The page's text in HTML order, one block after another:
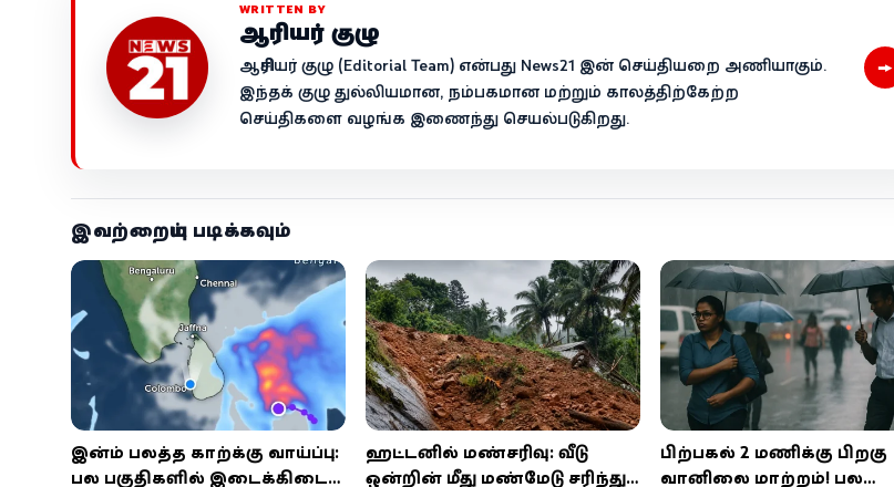
WRITTEN BY
ஆசிரியர் குழு
ஆசிரியர் குழு (Editorial Team) என்பது News21 இன் செய்தியறை அணியாகும்.
இந்தக் குழு துல்லியமான, நம்பகமான மற்றும் காலத்திற்கேற்ற
செய்திகளை வழங்க இணைந்து செயல்படுகிறது.
→
இவற்றையும் படிக்கவும்
இன்றும் பலத்த காற்றுக்கு வாய்ப்பு:
பல பகுதிகளில் இடைக்கிடை
ஹட்டனில் மண்சரிவு: வீடு
ஒன்றின் மீது மண்மேடு சரிந்து
பிற்பகல் 2 மணிக்கு பிறகு
வானிலை மாற்றம்! பல